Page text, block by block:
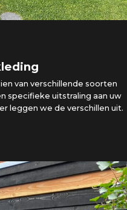
van verschillende soorten
specifieke uitstraling aan uw
leggen we de verschillen uit.